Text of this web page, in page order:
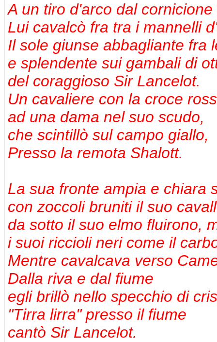
A un tiro d'arco dal
Lui cavalcò fra tra i mannelli
Il sole giunse abbagliante fra
e splendente sui gambali di
del coraggioso Sir Lancelot.
Un cavaliere con la croce
ad una dama nel suo scudo,
che scintillò sul campo giallo,
Presso la remota Shalott.
La sua fronte ampia e chiara
con zoccoli bruniti il suo
da sotto il suo elmo fluirono,
i suoi riccioli neri come il
Mentre cavalcava verso
Dalla riva e dal fiume
egli brillò nello specchio di
"Tirra lirra" presso il fiume
cantò Sir Lancelot.